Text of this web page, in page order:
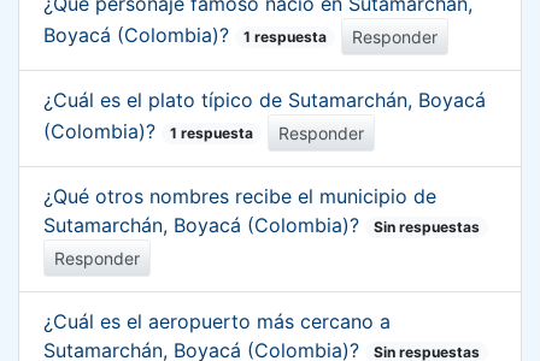
Boyacá (Colombia)?
1 respuesta Responder
¿Cuál es el plato típico de Sutamarchán, Boyacá
(Colombia)?
1 respuesta Responder
¿Qué otros nombres recibe el municipio de
Sutamarchán, Boyacá (Colombia)?
Sin respuestas
Responder
¿Cuál es el aeropuerto más cercano a
Sutamarchán, Boyacá (Colombia)?
Sin respuestas